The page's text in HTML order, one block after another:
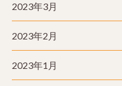
2023年3月
2023年2月
2023年1月